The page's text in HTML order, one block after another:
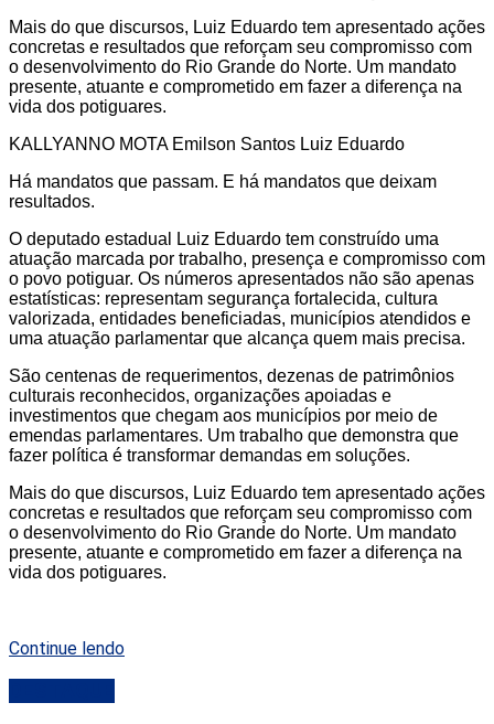
Mais do que discursos, Luiz Eduardo tem apresentado ações
concretas e resultados que reforçam seu compromisso com
o desenvolvimento do Rio Grande do Norte. Um mandato
presente, atuante e comprometido em fazer a diferença na
vida dos potiguares.
KALLYANNO MOTA Emilson Santos Luiz Eduardo
Há mandatos que passam. E há mandatos que deixam
resultados.
O deputado estadual Luiz Eduardo tem construído uma
atuação marcada por trabalho, presença e compromisso com
o povo potiguar. Os números apresentados não são apenas
estatísticas: representam segurança fortalecida, cultura
valorizada, entidades beneficiadas, municípios atendidos e
uma atuação parlamentar que alcança quem mais precisa.
São centenas de requerimentos, dezenas de patrimônios
culturais reconhecidos, organizações apoiadas e
investimentos que chegam aos municípios por meio de
emendas parlamentares. Um trabalho que demonstra que
fazer política é transformar demandas em soluções.
Mais do que discursos, Luiz Eduardo tem apresentado ações
concretas e resultados que reforçam seu compromisso com
o desenvolvimento do Rio Grande do Norte. Um mandato
presente, atuante e comprometido em fazer a diferença na
vida dos potiguares.
Continue lendo